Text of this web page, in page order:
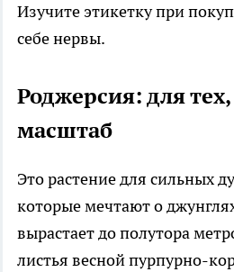
Изучите этикетку при
себе нервы.
Роджерсия: для
масштаб
Это растение для сильных
которые мечтают о
вырастает до полутора
листья весной пурпурно-